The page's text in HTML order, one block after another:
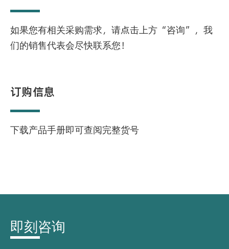
如果您有相关采购需求，请点击上方“咨询”，我
们的销售代表会尽快联系您！
订购信息
下载产品手册即可查阅完整货号
即刻咨询